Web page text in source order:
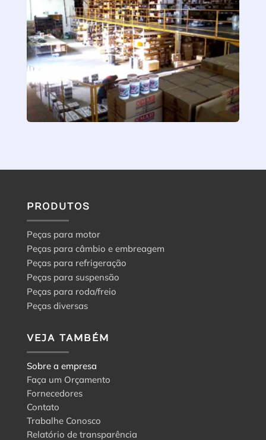
PRODUTOS
Peças para motor
Peças para câmbio e embreagem
Peças para refrigeração
Peças para suspensão
Peças para roda/freio
Peças diversas
VEJA TAMBÉM
Sobre a empresa
Faça um Orçamento
Fornecedores
Contato
Trabalhe Conosco
Relatório de transparência